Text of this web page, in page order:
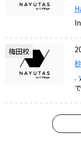
梅田校
.